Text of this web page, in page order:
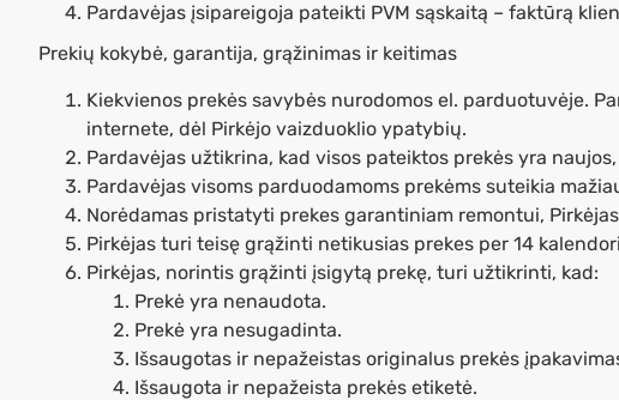
Pardavėjas įsipareigoja pateikti PVM sąskaitą – faktūrą
Prekių kokybė, garantija, grąžinimas ir keitimas
Kiekvienos prekės savybės nurodomos el. parduotuvėje.
internete, dėl Pirkėjo vaizduoklio ypatybių.
Pardavėjas užtikrina, kad visos pateiktos prekės yra
Pardavėjas visoms parduodamoms prekėms suteikia
Norėdamas pristatyti prekes garantiniam remontui,
Pirkėjas turi teisę grąžinti netikusias prekes per 14
Pirkėjas, norintis grąžinti įsigytą prekę, turi užtikrinti, kad:
Prekė yra nenaudota.
Prekė yra nesugadinta.
Išsaugotas ir nepažeistas originalus prekės
Išsaugota ir nepažeista prekės etiketė.